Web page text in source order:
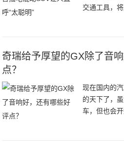
交通工具，
人类前进的
奇瑞给予厚望的GX除了音
点？
现在国内的
的天下了，
车，但也会
得益于国内